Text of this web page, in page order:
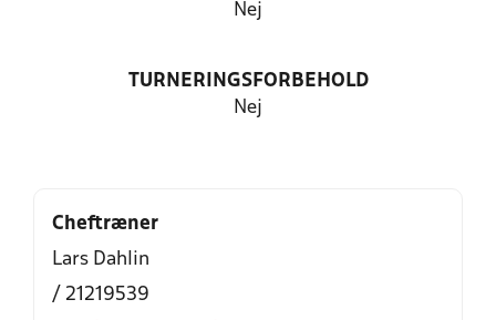
Nej
TURNERINGSFORBEHOLD
Nej
Cheftræner
Lars Dahlin
/ 21219539